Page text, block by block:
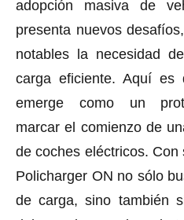
adopción masiva de
presenta nuevos
notables la necesidad
carga eficiente. Aquí es
emerge como un
marcar el comienzo de
de coches eléctricos.
Policharger ON no sólo
de carga, sino también